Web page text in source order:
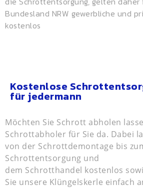
Bundesland NRW gewerbliche und
kostenlos
Kostenlose
für jedermann
Möchten Sie Schrott abholen
Schrottabholer für Sie da. Dabei
von der Schrottdemontage bis
Schrottentsorgung und
dem Schrotthandel kostenlos
Sie unsere Klüngelskerle einfach